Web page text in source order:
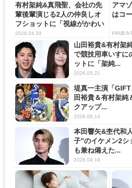
有村架純&真飛聖、会社の先
輩後輩演じる2人の仲良しオ
フショットに「視線がかわい
ぃ...
2026.04.24
アマ
はコ
PR(森永
山田裕貴&有村架
で競技用車いすに
ットに「架純...
2026.05.21
堤真一主演「
田裕貴＆有村架純
クアップ...
2026.06.14
本田響矢&杢代和
子”のイケメン2シ
も兼ね備えた...
2026.04.19